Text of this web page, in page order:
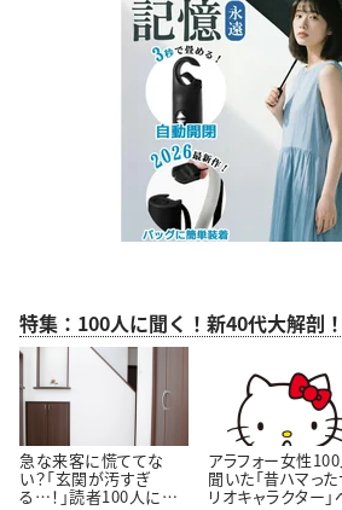
特集：100人に聞く！新40代大解剖！
急な来客に慌ててな
い？「玄関が汚すぎ
る…！」読者100人に聞
アラフォー女性
聞いた「昔ハマった
リオキャラクター」